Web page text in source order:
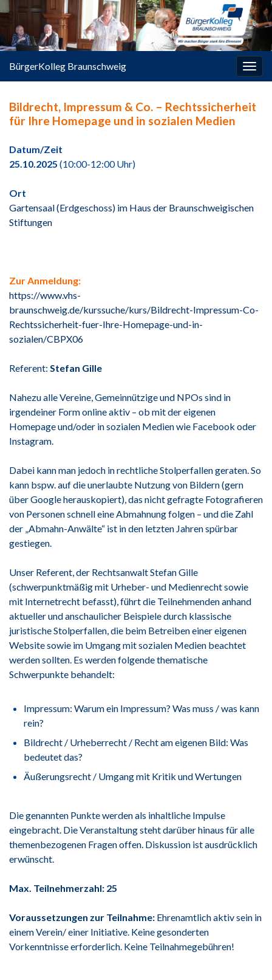
springen
BürgerKolleg Braunschweig
Bildrecht, Impressum & Co. – Rechtssicherheit
für Ihre Homepage und in sozialen Medien
Datum/Zeit
25.10.2025 (10:00-12:00 Uhr)
Ort
Gartensaal (Erdgeschoss) im Haus der Braunschweigischen
Stiftungen
Zur Anmeldung:
https://www.vhs-
braunschweig.de/kurssuche/kurs/Bildrecht-Impressum-Co-
Rechtssicherheit-fuer-Ihre-Homepage-und-in-
sozialen/CBPX06
Referent: Stefan Gille
Nahezu alle Vereine, Gemeinnützige und NPOs sind in
irgendeiner Form online aktiv – ob mit der eigenen
Homepage und/oder in sozialen Medien wie Facebook oder
Instagram.
Dabei kann man jedoch in rechtliche Stolperfallen geraten. So
kann bspw. auf die unerlaubte Nutzung von Bildern (gern
über Google herauskopiert), das nicht gefragte Fotografieren
von Personen schnell eine Abmahnung folgen – und die Zahl
der „Abmahn-Anwälte“ ist in den letzten Jahren spürbar
gestiegen.
Unser Referent, der Rechtsanwalt Stefan Gille
(schwerpunktmäßig mit Urheber- und Medienrecht sowie
mit Internetrecht befasst), führt die Teilnehmenden anhand
aktueller und anschaulicher Beispiele durch klassische
juristische Stolperfallen, die beim Betreiben einer eigenen
Website sowie im Umgang mit sozialen Medien beachtet
werden sollten. Es werden folgende thematische
Schwerpunkte behandelt:
Impressum: Warum ein Impressum? Was muss / was kann
rein?
Bildrecht / Urheberrecht / Recht am eigenen Bild: Was
bedeutet das?
Äußerungsrecht / Umgang mit Kritik und Wertungen
Die genannten Punkte werden als inhaltliche Impulse
eingebracht. Die Veranstaltung steht darüber hinaus für alle
themenbezogenen Fragen offen. Diskussion ist ausdrücklich
erwünscht.
Max. Teilnehmerzahl: 25
Voraussetzungen zur Teilnahme: Ehrenamtlich aktiv sein in
einem Verein/ einer Initiative. Keine gesonderten
Vorkenntnisse erforderlich. Keine Teilnahmegebühren!